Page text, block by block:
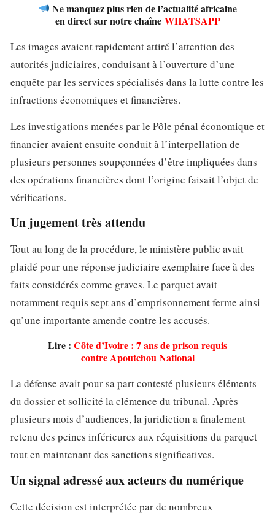
Ne manquez plus rien de l’actualité africaine
en direct sur notre chaîne WHATSAPP
Les images avaient rapidement attiré l’attention des
autorités judiciaires, conduisant à l’ouverture d’une
enquête par les services spécialisés dans la lutte contre les
infractions économiques et financières.
Les investigations menées par le Pôle pénal économique et
financier avaient ensuite conduit à l’interpellation de
plusieurs personnes soupçonnées d’être impliquées dans
des opérations financières dont l’origine faisait l’objet de
vérifications.
Un jugement très attendu
Tout au long de la procédure, le ministère public avait
plaidé pour une réponse judiciaire exemplaire face à des
faits considérés comme graves. Le parquet avait
notamment requis sept ans d’emprisonnement ferme ainsi
qu’une importante amende contre les accusés.
Lire : Côte d’Ivoire : 7 ans de prison requis
contre Apoutchou National
La défense avait pour sa part contesté plusieurs éléments
du dossier et sollicité la clémence du tribunal. Après
plusieurs mois d’audiences, la juridiction a finalement
retenu des peines inférieures aux réquisitions du parquet
tout en maintenant des sanctions significatives.
Un signal adressé aux acteurs du numérique
Cette décision est interprétée par de nombreux